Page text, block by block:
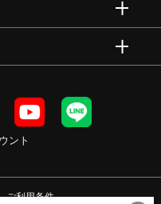
ント
ご利用条件